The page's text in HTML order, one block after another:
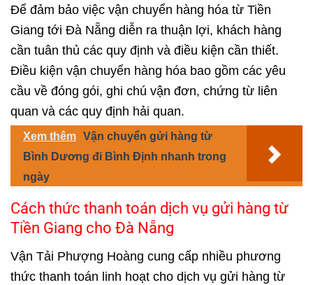
Để đảm bảo việc vận chuyển hàng hóa từ Tiền
Giang tới Đà Nẵng diễn ra thuận lợi, khách hàng
cần tuân thủ các quy định và điều kiện cần thiết.
Điều kiện vận chuyển hàng hóa bao gồm các yêu
cầu về đóng gói, ghi chú vận đơn, chứng từ liên
quan và các quy định hải quan.
Xem thêm Vận chuyển gửi hàng từ
Bình Dương đi Bình Định nhanh trong
ngày
Cách thức thanh toán dịch vụ gửi hàng từ
Tiền Giang cho Đà Nẵng
Vận Tải Phượng Hoàng cung cấp nhiều phương
thức thanh toán linh hoạt cho dịch vụ gửi hàng từ